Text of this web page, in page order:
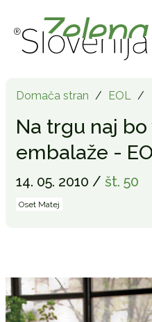
Domača stran / EOL /
Na trgu naj
embalaže -
14. 05. 2010 / št. 50
Oset Matej